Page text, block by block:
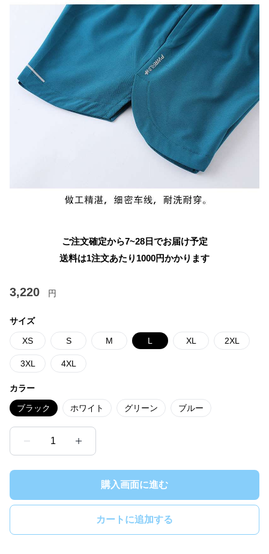
ご注文確定から7~28日でお届け予定
送料は1注文あたり 1000円かかります
3,220 円
サイズ
XS S M L XL 2XL
3XL 4XL
カラー
ブラック ホワイト グリーン ブルー
1
購入画面に進む
カートに追加する